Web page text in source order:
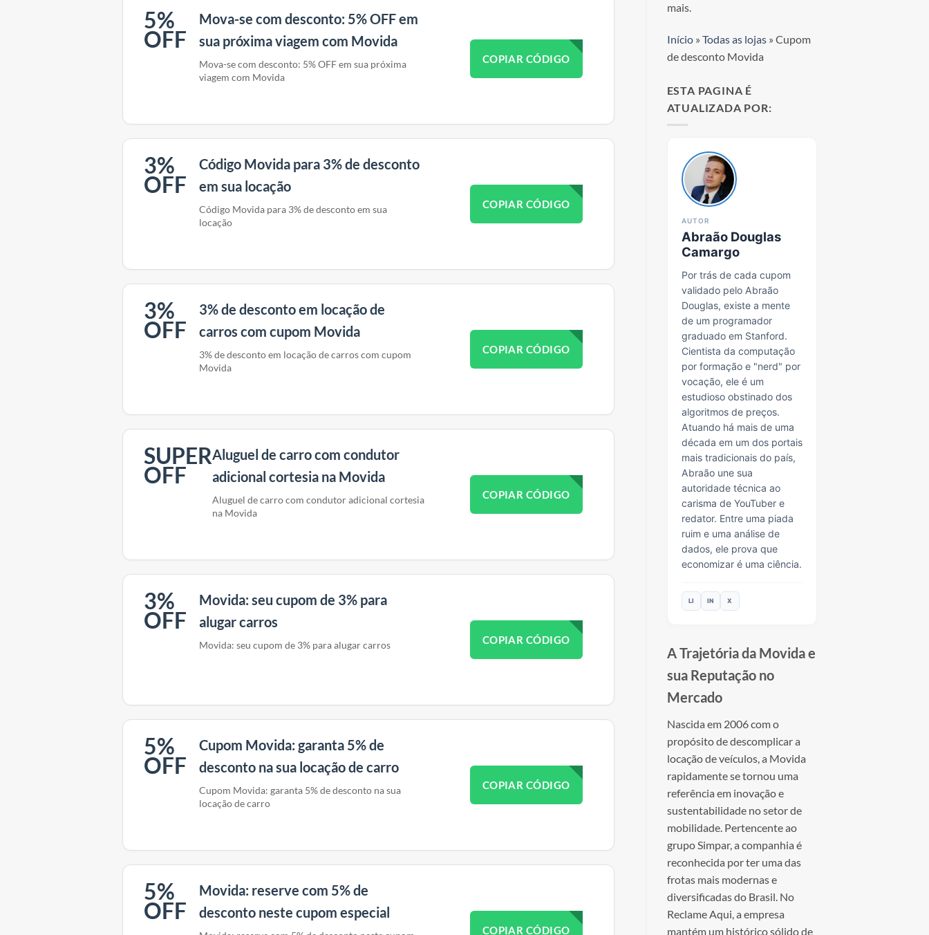
5%
OFF
Mova-se com desconto: 5% OFF em
sua próxima viagem com Movida
COPIAR CÓDIGO
Mova-se com desconto: 5% OFF em sua próxima
viagem com Movida
3%
OFF
Código Movida para 3% de desconto
em sua locação
COPIAR CÓDIGO
Código Movida para 3% de desconto em sua
locação
3%
OFF
3% de desconto em locação de
carros com cupom Movida
COPIAR CÓDIGO
3% de desconto em locação de carros com cupom
Movida
SUPER
OFF
Aluguel de carro com condutor
adicional cortesia na Movida
COPIAR CÓDIGO
Aluguel de carro com condutor adicional cortesia
na Movida
3%
OFF
Movida: seu cupom de 3% para
alugar carros
COPIAR CÓDIGO
Movida: seu cupom de 3% para alugar carros
5%
OFF
Cupom Movida: garanta 5% de
desconto na sua locação de carro
COPIAR CÓDIGO
Cupom Movida: garanta 5% de desconto na sua
locação de carro
5%
OFF
Movida: reserve com 5% de
desconto neste cupom especial
COPIAR CÓDIGO
mais.
Início» Todas as lojas» Cupom
de desconto Movida
ESTA PAGINA É
ATUALIZADA POR:
AUTOR
Abraão Douglas
Camargo
Por trás de cada cupom
validado pelo Abraão
Douglas, existe a mente
de um programador
graduado em Stanford.
Cientista da computação
por formação e "nerd" por
vocação, ele é um
estudioso obstinado dos
algoritmos de preços.
Atuando há mais de uma
década em um dos portais
mais tradicionais do país,
Abraão une sua
autoridade técnica ao
carisma de YouTuber e
redator. Entre uma piada
ruim e uma análise de
dados, ele prova que
economizar é uma ciência.
LI IN X
A Trajetória da Movida e
sua Reputação no
Mercado
Nascida em 2006 com o
propósito de descomplicar a
locação de veículos, a Movida
rapidamente se tornou uma
referência em inovação e
sustentabilidade no setor de
mobilidade. Pertencente ao
grupo Simpar, a companhia é
reconhecida por ter uma das
frotas mais modernas e
diversificadas do Brasil. No
Reclame Aqui, a empresa
mantém um histórico sólido de